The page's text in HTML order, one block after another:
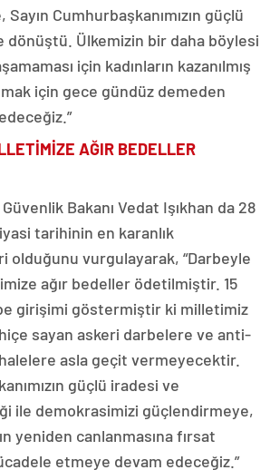
Sayın Cumhurbaşkanımızın güçlü
dönüştü. Ülkemizin bir daha böylesi
için kadınların kazanılmış
için gece gündüz demeden
AĞIR BEDELLER
Bakanı Vedat Işıkhan da 28
tarihinin en karanlık
olduğunu vurgulayarak, “Darbeyle
ağır bedeller ödetilmiştir. 15
girişimi göstermiştir ki milletimiz
sayan askeri darbelere ve anti-
asla geçit vermeyecektir.
güçlü iradesi ve
ile demokrasimizi güçlendirmeye,
yeniden canlanmasına fırsat
etmeye devam edeceğiz.”